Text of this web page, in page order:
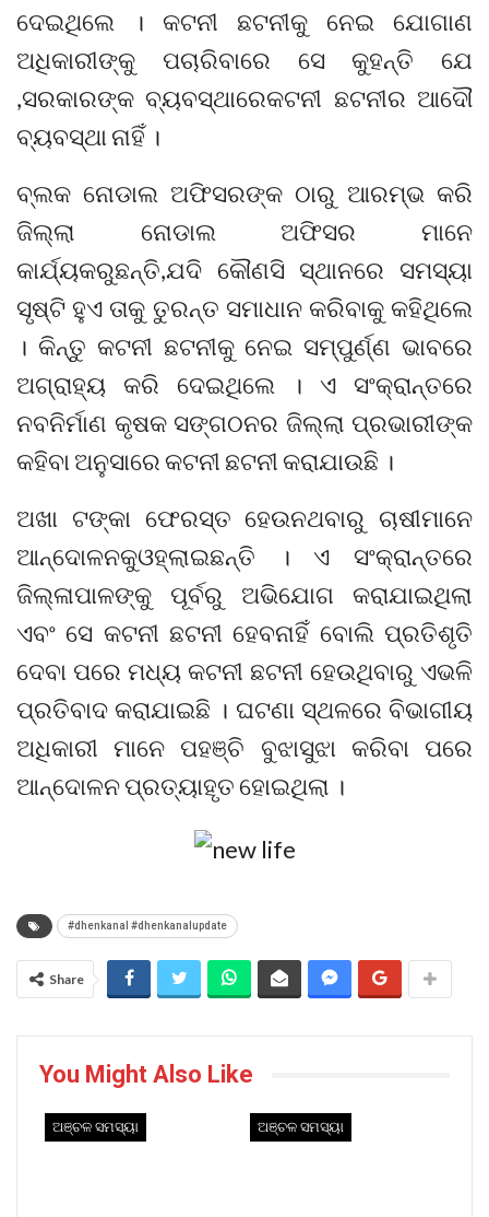
ଦେଇଥିଲେ । କଟନୀ ଛଟନୀକୁ ନେଇ ଯୋଗାଣ
ଅଧିକାରୀଙ୍କୁ ପଚାରିବାରେ ସେ କୁହନ୍ତି ଯେ
,ସରକାରଙ୍କ ବ୍ୟବସ୍ଥାରେକଟନୀ ଛଟନୀର ଆଦୌ
ବ୍ୟବସ୍ଥା ନାହିଁ ।
ବ୍ଲକ ନୋଡାଲ ଅଫିସରଙ୍କ ଠାରୁ ଆରମ୍ଭ କରି
ଜିଲ୍ଲା ନୋଡାଲ ଅଫିସର ମାନେ
କାର୍ଯ୍ୟକରୁଛନ୍ତି,ଯଦି କୌଣସି ସ୍ଥାନରେ ସମସ୍ୟା
ସୃଷ୍ଟି ହୁଏ ତାକୁ ତୁରନ୍ତ ସମାଧାନ କରିବାକୁ କହିଥିଲେ
। କିନ୍ତୁ କଟନୀ ଛଟନୀକୁ ନେଇ ସମ୍ପୁର୍ଣ୍ଣ ଭାବରେ
ଅଗ୍ରାହ୍ୟ କରି ଦେଇଥିଲେ । ଏ ସଂକ୍ରାନ୍ତରେ
ନବନିର୍ମାଣ କୃଷକ ସଙ୍ଗଠନର ଜିଲ୍ଲା ପ୍ରଭାରୀଙ୍କ
କହିବା ଅନୁସାରେ କଟନୀ ଛଟନୀ କରାଯାଉଛି ।
ଅଖା ଟଙ୍କା ଫେରସ୍ତ ହେଉନଥବାରୁ ଚାଷୀମାନେ
ଆନ୍ଦୋଳନକୁଓହ୍ଲାଇଛନ୍ତି । ଏ ସଂକ୍ରାନ୍ତରେ
ଜିଲ୍ଳାପାଳଙ୍କୁ ପୂର୍ବରୁ ଅଭିଯୋଗ କରାଯାଇଥିଲା
ଏବଂ ସେ କଟନୀ ଛଟନୀ ହେବନାହିଁ ବୋଲି ପ୍ରତିଶୃତି
ଦେବା ପରେ ମଧ୍ୟ କଟନୀ ଛଟନୀ ହେଉଥିବାରୁ ଏଭଳି
ପ୍ରତିବାଦ କରାଯାଇଛି । ଘଟଣା ସ୍ଥଳରେ ବିଭାଗୀୟ
ଅଧିକାରୀ ମାନେ ପହଞ୍ଚି ବୁଝାସୁଝା କରିବା ପରେ
ଆନ୍ଦୋଳନ ପ୍ରତ୍ୟାହୃତ ହୋଇଥିଲା ।
#dhenkanal #dhenkanalupdate
Share
You Might Also Like
ଅଞ୍ଚଳ ସମସ୍ୟା ଅଞ୍ଚଳ ସମସ୍ୟା